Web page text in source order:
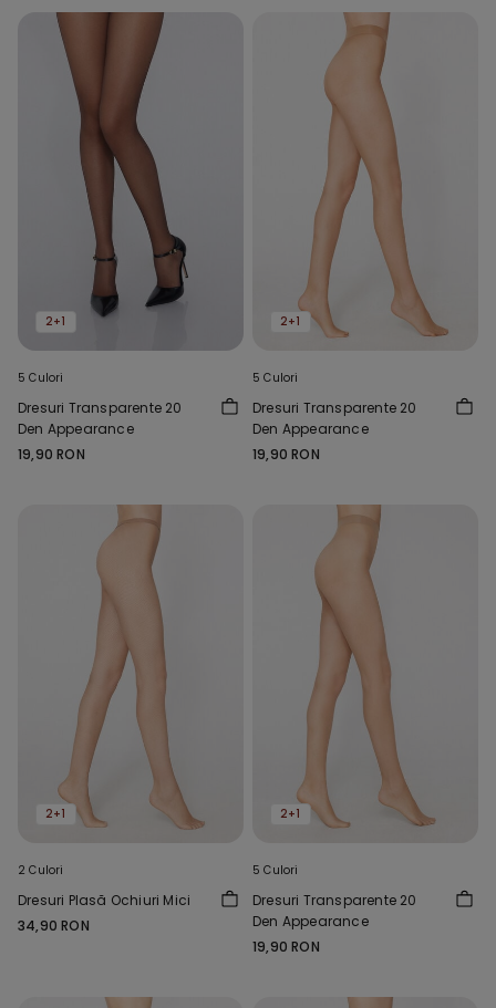
2+1
5 Culori
Dresuri Transparente 20
Den Appearance
19,90 RON
2+1
5 Culori
Dresuri Transparente 20
Den Appearance
19,90 RON
2+1
2 Culori
Dresuri Plasă Ochiuri Mici
34,90 RON
2+1
5 Culori
Dresuri Transparente 20
Den Appearance
19,90 RON